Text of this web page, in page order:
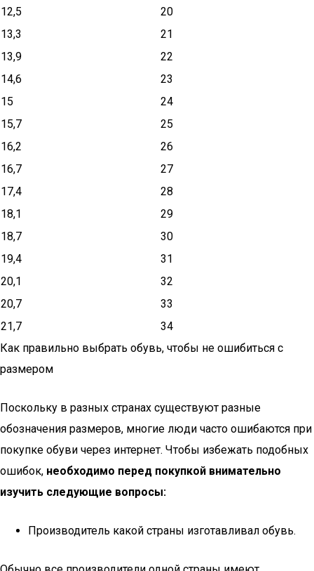
12,5
20
13,3
21
13,9
22
14,6
23
15
24
15,7
25
16,2
26
16,7
27
17,4
28
18,1
29
18,7
30
19,4
31
20,1
32
20,7
33
21,7
34
Как правильно выбрать обувь, чтобы не ошибиться с
размером
Поскольку в разных странах существуют разные
обозначения размеров, многие люди часто ошибаются при
покупке обуви через интернет. Чтобы избежать подобных
ошибок, необходимо перед покупкой внимательно
изучить следующие вопросы:
Производитель какой страны изготавливал обувь.